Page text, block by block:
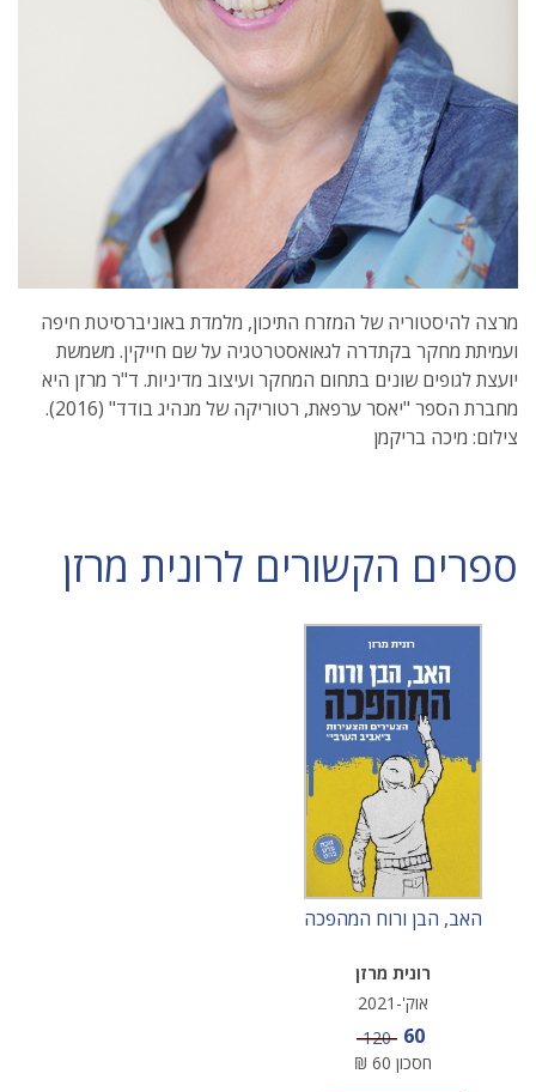
מרצה להיסטוריה של המזרח התיכון, מלמדת באוניברסיטת חיפה
ועמיתת מחקר בקתדרה לגאואסטרטגיה על שם חייקין. משמשת
יועצת לגופים שונים בתחום המחקר ועיצוב מדיניות. ד"ר מרזן היא
מחברת הספר "יאסר ערפאת, רטוריקה של מנהיג בודד" (2016).
צילום: מיכה בריקמן
ספרים הקשורים לרונית מרזן
האב, הבן ורוח המהפכה
רונית מרזן
אוק'-2021
מחיר מבצע
60 מחיר
120
חסכון 60
₪